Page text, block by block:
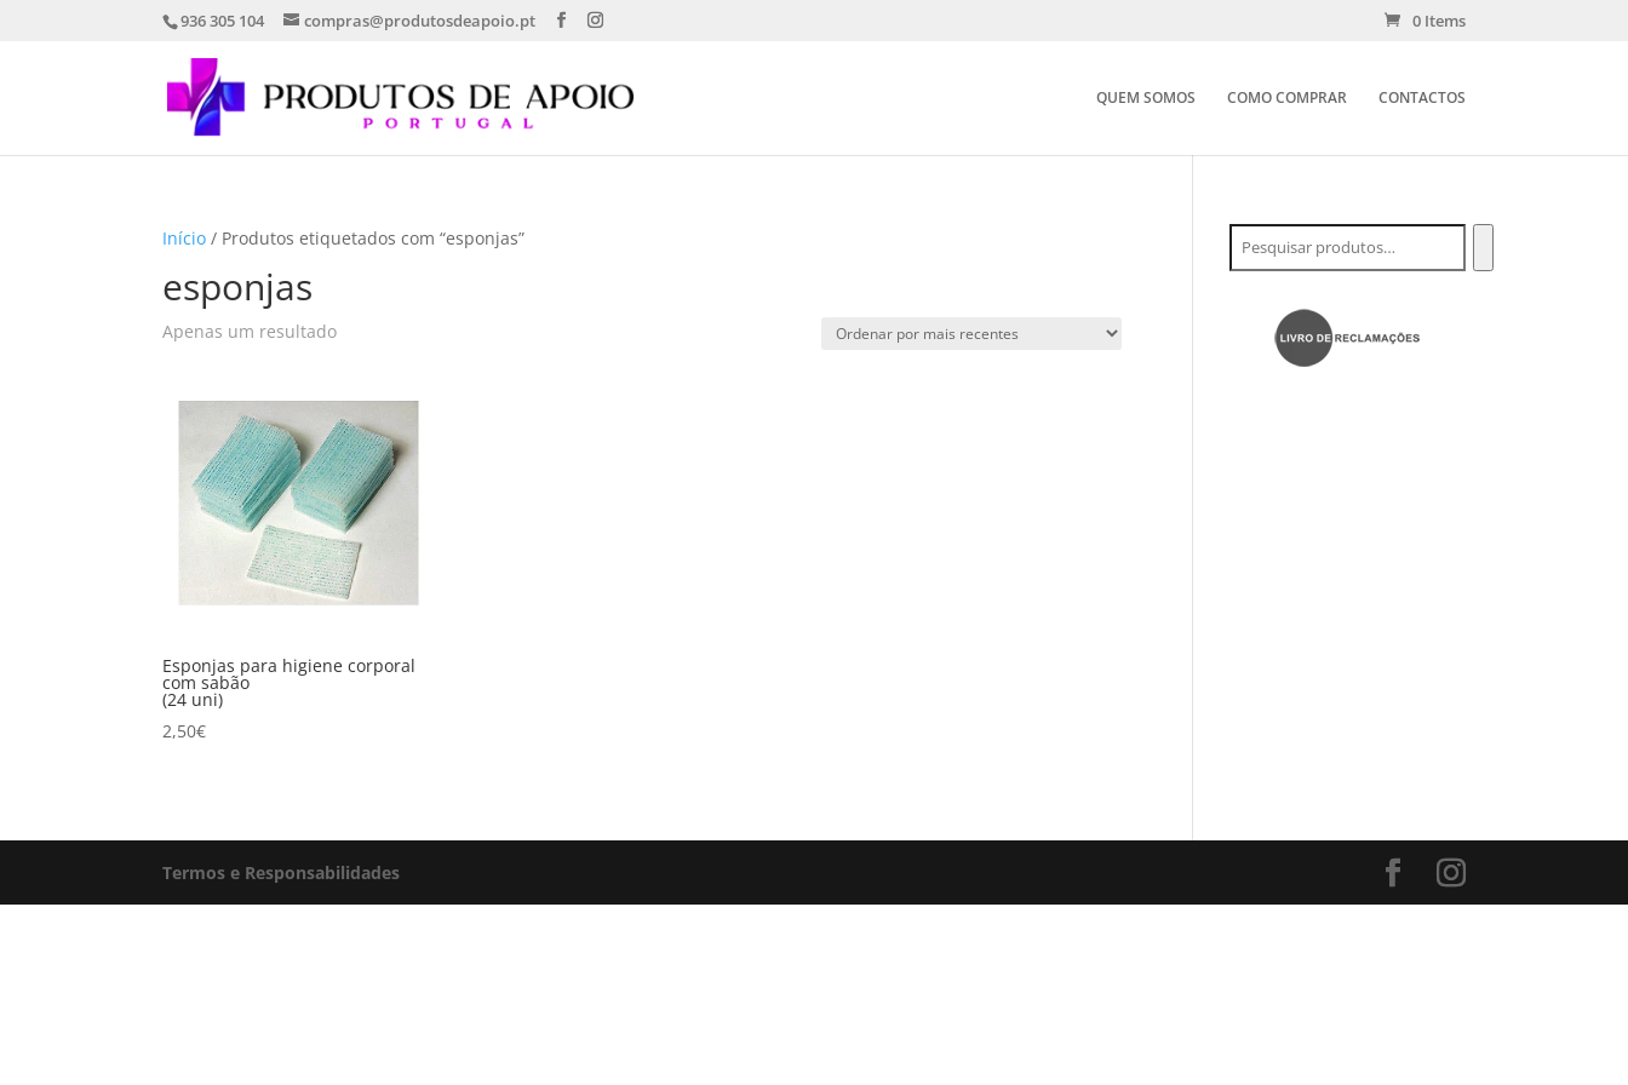
936 305 104 compras@produtosdeapoio.pt 0 Items
QUEM SOMOS COMO COMPRAR CONTACTOS
Início / Produtos etiquetados com “esponjas”
esponjas
Apenas um resultado
Esponjas para higiene corporal
com sabão
(24 uni)
2,50€
Termos e Responsabilidades